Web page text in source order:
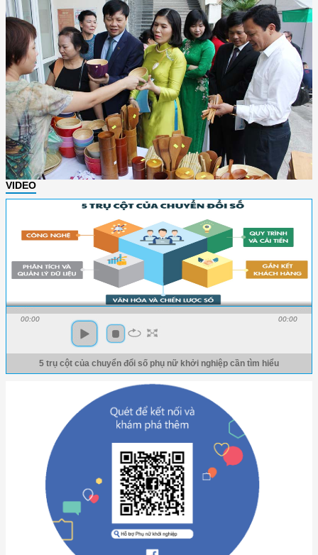
VIDEO
00:00 00:00
5 trụ cột của chuyển đổi số phụ nữ khởi nghiệp cần tìm hiểu